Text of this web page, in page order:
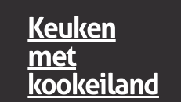
Keuken
met
kookeiland